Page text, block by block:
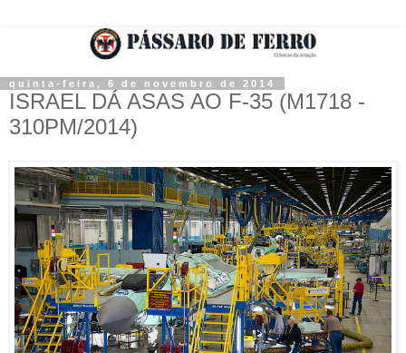
quinta-feira, 6 de novembro de 2014
ISRAEL DÁ ASAS AO F-35 (M1718 -
310PM/2014)